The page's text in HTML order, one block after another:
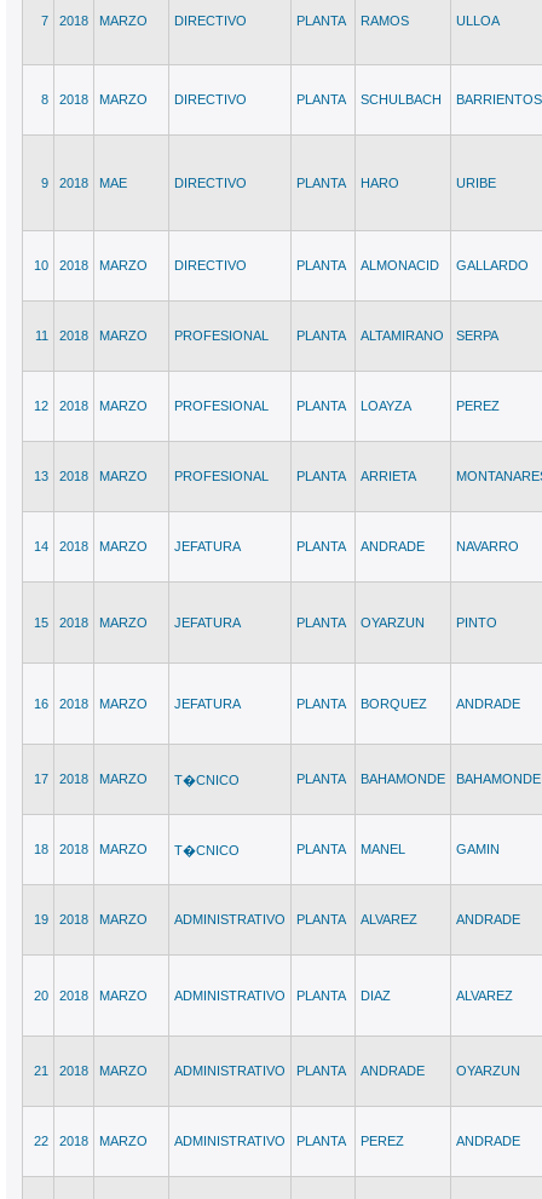
7 2018 MARZO DIRECTIVO PLANTA RAMOS ULLOA
8 2018 MARZO DIRECTIVO PLANTA SCHULBACH BARRIENTOS
9 2018 MAE DIRECTIVO PLANTA HARO URIBE
10 2018 MARZO DIRECTIVO PLANTA ALMONACID GALLARDO
11 2018 MARZO PROFESIONAL PLANTA ALTAMIRANO SERPA
12 2018 MARZO PROFESIONAL PLANTA LOAYZA PEREZ
13 2018 MARZO PROFESIONAL PLANTA ARRIETA
14 2018 MARZO JEFATURA PLANTA ANDRADE NAVARRO
15 2018 MARZO JEFATURA PLANTA OYARZUN PINTO
16 2018 MARZO JEFATURA PLANTA BORQUEZ ANDRADE
17 2018 MARZO T�CNICO PLANTA BAHAMONDE BAHAMONDE
18 2018 MARZO T�CNICO PLANTA MANEL GAMIN
19 2018 MARZO ADMINISTRATIVO PLANTA ALVAREZ ANDRADE
20 2018 MARZO ADMINISTRATIVO PLANTA DIAZ ALVAREZ
21 2018 MARZO ADMINISTRATIVO PLANTA ANDRADE OYARZUN
22 2018 MARZO ADMINISTRATIVO PLANTA PEREZ ANDRADE